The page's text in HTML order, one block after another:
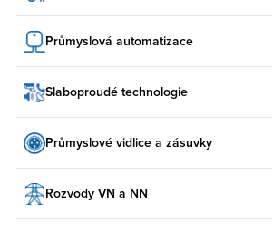
Průmyslová automatizace
Slaboproudé technologie
Průmyslové vidlice a zásuvky
Rozvody VN a NN